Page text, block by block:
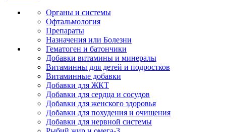
Органы и системы
Офтальмология
Препараты
Назначения или Болезни
Гематоген и батончики
Добавки витамины и минералы
Витаминны для детей и подростков
Витаминные добавки
Добавки для ЖКТ
Добавки для сердца и сосудов
Добавки для женского здоровья
Добавки для похудения и очищения
Добавки для нервной системы